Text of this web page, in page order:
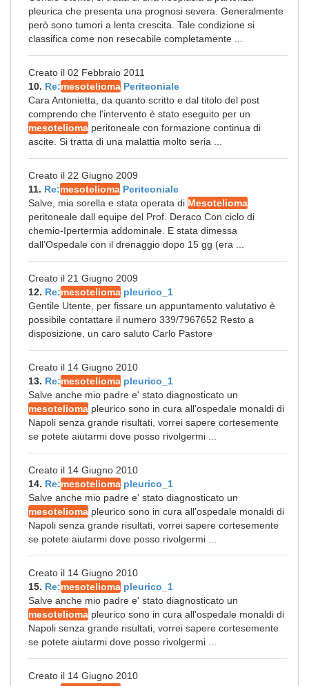
pleurica che presenta una prognosi severa. Generalmente
però sono tumori a lenta crescita. Tale condizione si
classifica come non resecabile completamente ...
Creato il 02 Febbraio 2011
10. Re:mesotelioma Periteoniale
Cara Antonietta, da quanto scritto e dal titolo del post
comprendo che l'intervento è stato eseguito per un
mesotelioma peritoneale con formazione continua di
ascite. Si tratta di una malattia molto seria ...
Creato il 22 Giugno 2009
11. Re:mesotelioma Periteoniale
Salve, mia sorella e stata operata di Mesotelioma
peritoneale dall equipe del Prof. Deraco Con ciclo di
chemio-Ipertermia addominale. E stata dimessa
dall’Ospedale con il drenaggio dopo 15 gg (era ...
Creato il 21 Giugno 2009
12. Re:mesotelioma pleurico_1
Gentile Utente, per fissare un appuntamento valutativo è
possibile contattare il numero 339/7967652 Resto a
disposizione, un caro saluto Carlo Pastore
Creato il 14 Giugno 2010
13. Re:mesotelioma pleurico_1
Salve anche mio padre e' stato diagnosticato un
mesotelioma pleurico sono in cura all'ospedale monaldi di
Napoli senza grande risultati, vorrei sapere cortesemente
se potete aiutarmi dove posso rivolgermi ...
Creato il 14 Giugno 2010
14. Re:mesotelioma pleurico_1
Salve anche mio padre e' stato diagnosticato un
mesotelioma pleurico sono in cura all'ospedale monaldi di
Napoli senza grande risultati, vorrei sapere cortesemente
se potete aiutarmi dove posso rivolgermi ...
Creato il 14 Giugno 2010
15. Re:mesotelioma pleurico_1
Salve anche mio padre e' stato diagnosticato un
mesotelioma pleurico sono in cura all'ospedale monaldi di
Napoli senza grande risultati, vorrei sapere cortesemente
se potete aiutarmi dove posso rivolgermi ...
Creato il 14 Giugno 2010